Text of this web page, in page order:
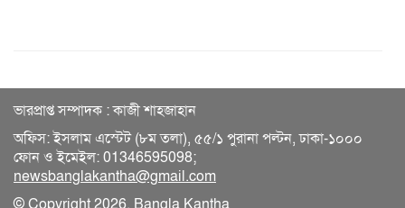
ভারপ্রাপ্ত সম্পাদক : কাজী শাহজাহান
অফিস: ইসলাম এস্টেট (৮ম তলা), ৫৫/১ পুরানা পল্টন, ঢাকা-১০০০
ফোন ও ইমেইল: 01346595098;
newsbanglakantha@gmail.com
© Copyright 2026, Bangla Kantha